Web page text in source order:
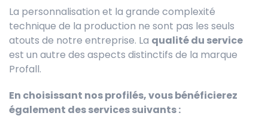
La personnalisation et la grande complexité
technique de la production ne sont pas les seuls
atouts de notre entreprise. La qualité du service
est un autre des aspects distinctifs de la marque
Profall.
En choisissant nos profilés, vous bénéficierez
également des services suivants :